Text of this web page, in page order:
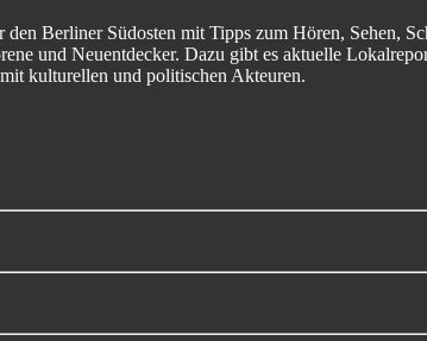
Berliner Südosten mit Tipps zum Hören, Sehen,
und Neuentdecker. Dazu gibt es aktuelle
kulturellen und politischen Akteuren.